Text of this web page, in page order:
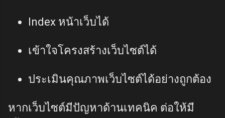
Index หน้าเว็บได้
เข้าใจโครงสร้างเว็บไซต์ได้
ประเมินคุณภาพเว็บไซต์ได้อย่างถูกต้อง
หากเว็บไซต์มีปัญหาด้านเทคนิค ต่อให้มี